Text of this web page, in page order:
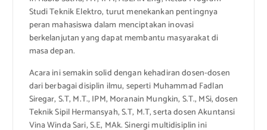
Studi Teknik Elektro, turut menekankan pentingnya
peran mahasiswa dalam menciptakan inovasi
berkelanjutan yang dapat membantu masyarakat di
masa depan.
Acara ini semakin solid dengan kehadiran dosen-dosen
dari berbagai disiplin ilmu, seperti Muhammad Fadlan
Siregar, S.T, M.T., IPM, Moranain Mungkin, S.T., MSi, dosen
Teknik Sipil Hermansyah, S.T, M.T, serta dosen Akuntansi
Vina Winda Sari, S.E, MAk. Sinergi multidisiplin ini